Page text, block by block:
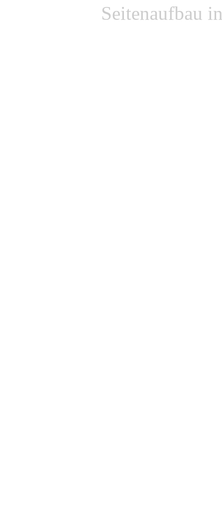
Seitenaufbau